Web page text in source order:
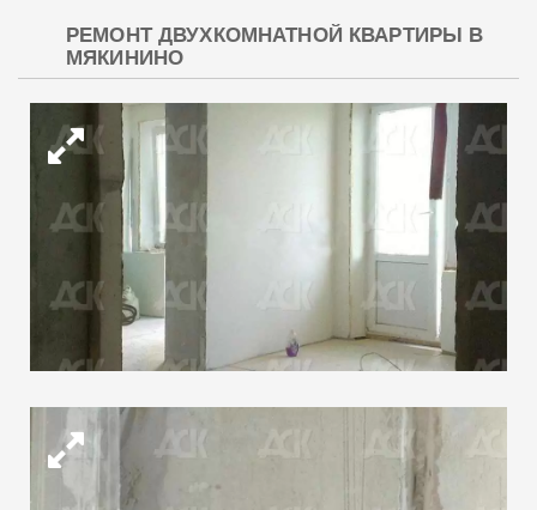
РЕМОНТ ДВУХКОМНАТНОЙ КВАРТИРЫ В
МЯКИНИНО